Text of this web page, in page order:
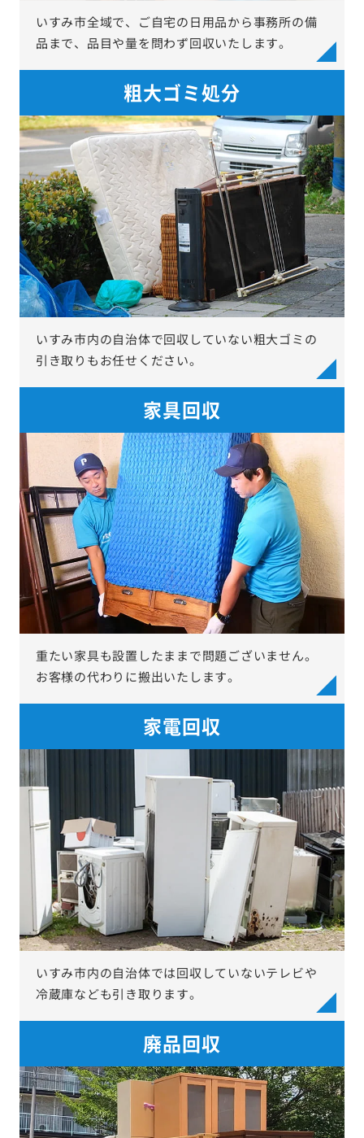
いすみ市全域で、ご自宅の日用品から事務所の備
品まで、品目や量を問わず回収いたします。
粗大ゴミ処分
いすみ市内の自治体で回収していない粗大ゴミの
引き取りもお任せください。
家具回収
重たい家具も設置したままで問題ございません。
お客様の代わりに搬出いたします。
家電回収
いすみ市内の自治体では回収していないテレビや
冷蔵庫なども引き取ります。
廃品回収